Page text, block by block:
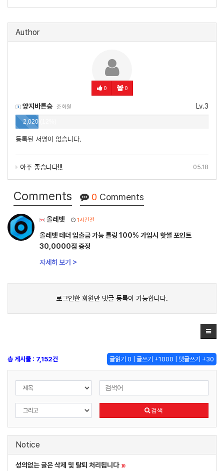
Author
0 0
Lv.3
양지바른승 준회원
2,020 (12%)
등록된 서명이 없습니다.
05.18
아주 좋습니다!!!
Comments 0 Comments
올레벳 1시간전
올레벳 테더 입출금 가능 롤링 100% 가입시 핫썰 포인트
30,0000점 증정
자세히 보기 >
로그인한 회원만 댓글 등록이 가능합니다.
글읽기 0 | 글쓰기 +1000 | 댓글쓰기 +30
총 게시물 : 7,152건
검색
Notice
성의없는 글은 삭제 및 탈퇴 처리됩니다 10